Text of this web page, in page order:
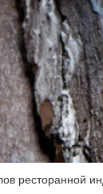
ресторанной